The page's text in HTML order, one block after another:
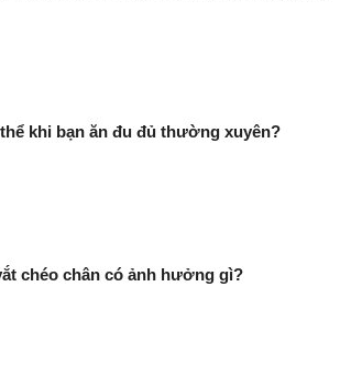
khi bạn ăn đu đủ thường xuyên?
chéo chân có ảnh hưởng gì?